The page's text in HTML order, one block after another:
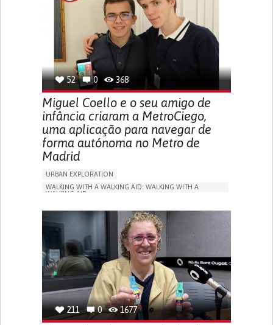
52 0 368
Miguel Coello e o seu amigo de
infância criaram a MetroCiego,
uma aplicação para navegar de
forma autónoma no Metro de
Madrid
URBAN EXPLORATION
WALKING WITH A WALKING AID: WALKING WITH A
WALKING AID
APP (INCLUDING WHEN CONNECTED WITH WEARABLE)
ONLINE SERVICE
SOCIAL WITHDRAWAL OR ISOLATION
VISION PROBLEMS
PROMOTING INCLUSIVITY AND SOCIAL INTEGRATION
OPHTHALMOLOGY
SPAIN
211 0 1677